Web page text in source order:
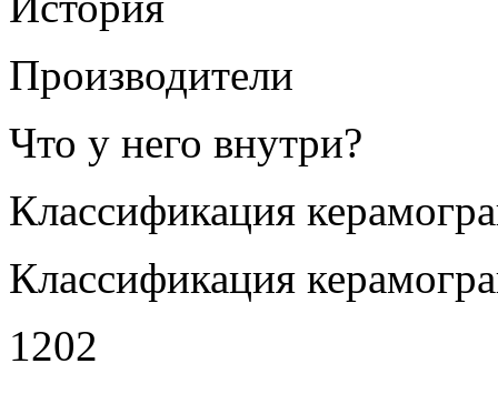
Производители
Что у него внутри?
Классификация
Классификация
1202